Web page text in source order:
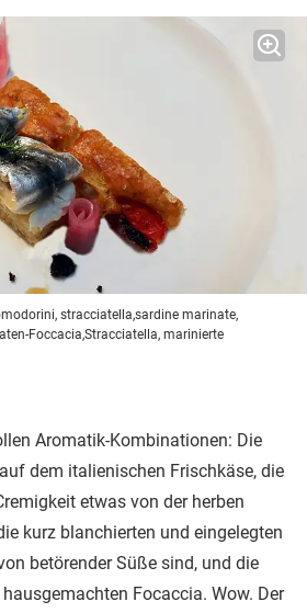
stracciatella,sardine marinate,
Foccacia,Stracciatella, marinierte
Aromatik-Kombinationen: Die
dem italienischen Frischkäse, die
etwas von der herben
kurz blanchierten und eingelegten
betörender Süße sind, und die
Focaccia. Wow. Der